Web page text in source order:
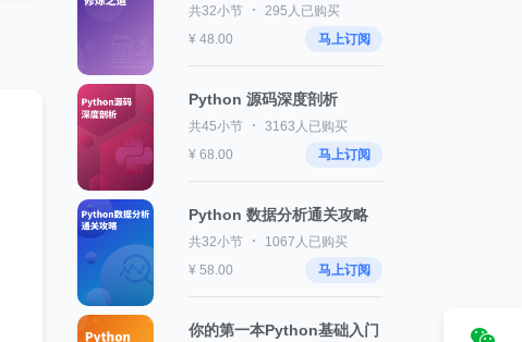
共32小节
295人已购买
¥ 48.00
马上订阅
Python 源码深度剖析
共45小节
3163人已购买
¥ 68.00
马上订阅
Python 数据分析通关攻略
共32小节
1067人已购买
¥ 58.00
马上订阅
你的第一本Python基础入门